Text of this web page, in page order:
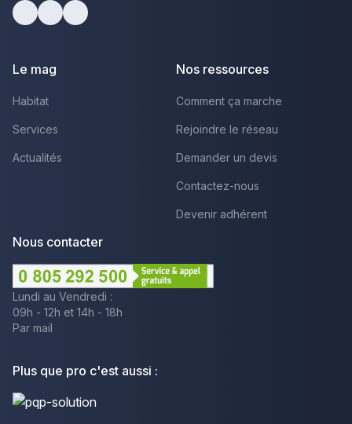
Le mag
Habitat
Services
Actualités
Nos ressources
Comment ça marche
Rejoindre le réseau
Demander un devis
Contactez-nous
Devenir adhérent
Nous contacter
Lundi au Vendredi :
09h - 12h et 14h - 18h
Par mail
Plus que pro c'est aussi :